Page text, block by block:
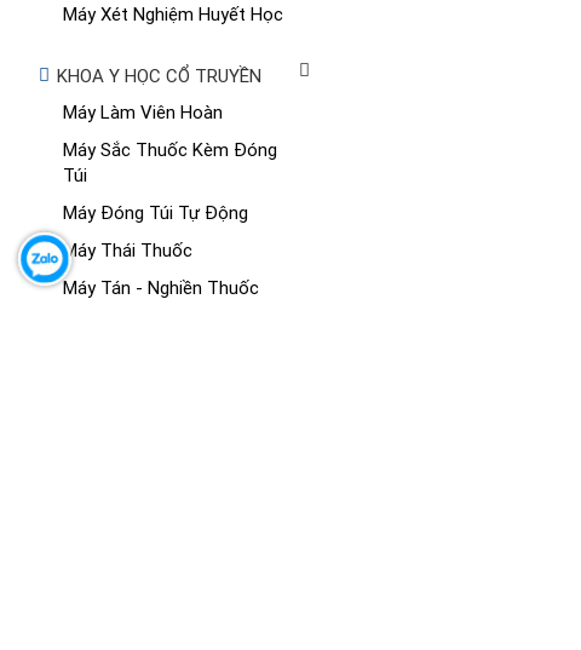
Máy Xét Nghiệm Huyết Học
KHOA Y HỌC CỔ TRUYỀN
Máy Làm Viên Hoàn
Máy Sắc Thuốc Kèm Đóng
Túi
Máy Đóng Túi Tự Động
Máy Thái Thuốc
Máy Tán - Nghiền Thuốc